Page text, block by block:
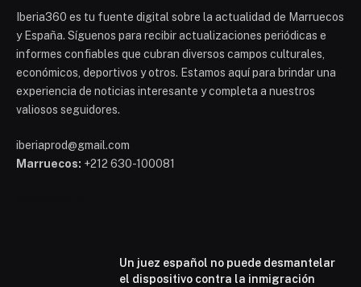
Iberia360 es tu fuente digital sobre la actualidad de Marruecos
y España. Síguenos para recibir actualizaciones periódicas e
informes confiables que cubran diversos campos culturales,
económicos, deportivos y otros. Estamos aquí para brindar una
experiencia de noticias interesante y completa a nuestros
valiosos seguidores.
iberiaprod@gmail.com
Marruecos: +212 630-100081
Un juez español no puede desmantelar
el dispositivo contra la inmigración